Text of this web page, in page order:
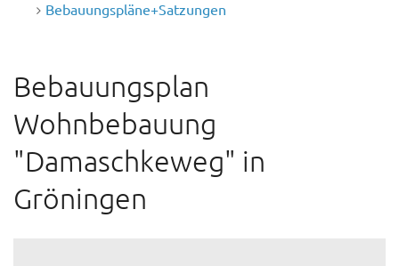
Bebauungspläne+Satzungen
Bebauungsplan
Wohnbebauung
"Damaschkeweg" in
Gröningen